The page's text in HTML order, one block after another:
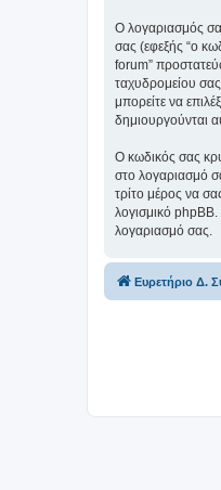
Ο λογαριασμός
σας (εφεξής “ο
forum”
ταχυδρομείου
μπορείτε να
δημιουργούνται
Ο κωδικός σας
στο λογαριασμό
τρίτο μέρος να
λογισμικό phpBB.
λογαριασμό σας.
Ευρετήριο Δ.